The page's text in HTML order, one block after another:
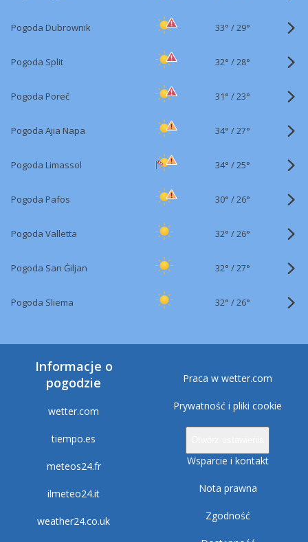
Pogoda Dubrownik 33° /29°
Pogoda Split 32° /28°
Pogoda Poreč 31° /23°
Pogoda Ajia Napa 34° /27°
Pogoda Limassol 34° /25°
Pogoda Pafos 30° /26°
Pogoda Valletta 32° /26°
Pogoda San Ġiljan 32° /27°
Pogoda Sliema 32° /26°
Informacje o
pogodzie
wetter.com
tiempo.es
meteos24.fr
ilmeteo24.it
weather24.co.uk
Praca w wetter.com
Prywatność i pliki cookie
Wsparcie i kontakt
Nota prawna
Zgodność